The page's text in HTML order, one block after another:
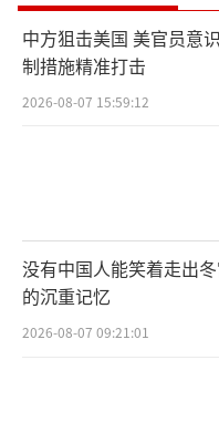
中方狙击美国 美官员意
制措施精准打击
2026-08-07 15:59:12
没有中国人能笑着走出
的沉重记忆
2026-08-07 09:21:01